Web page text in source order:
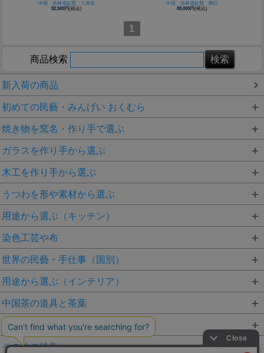
中国 吉林省缸窯 八角壺
82,500円(税込)
中国 吉林省缸窯 陶臼
88,000円(税込)
1
商品検索
新入荷の商品
初めての民藝・みんげい おくむら
焼き物を窯名・作り手で選ぶ
ガラスを作り手から選ぶ
木工を作り手から選ぶ
うつわを形や素材から選ぶ
用途から選ぶ（キッチン）
染色工芸や布
世界の民藝・手仕事（国別）
用途から選ぶ（インテリア）
中国茶の道具と茶葉
かごや編み物を素材から選ぶ
その他の特集